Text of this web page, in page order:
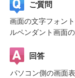
ご質問
画面の文字フォン
ルペンダント画面
回答
パソコン側の画面